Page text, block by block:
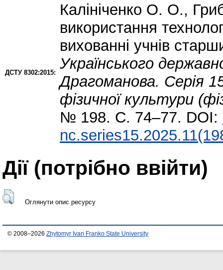
ДСТУ 8302:2015:
Калініченко О. О.,
використання
вихованні учнів
Українського
Драгоманова. Серія
фізичної культури
№ 198. С. 74–77. DOI:
Дії ​​(потрібно ввійти)
Оглянути опис ресурсу
© 2008–2026 Zhytomyr Ivan Franko State University